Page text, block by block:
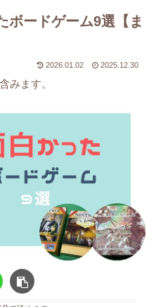
ボードゲーム9選【ま
2026.01.02 2025.12.30
みます。